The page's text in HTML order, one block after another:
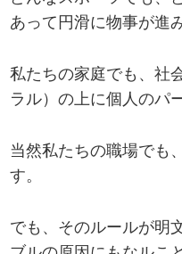
あって円滑に物事が進
私たちの家庭でも、社
ラル）の上に個人のパ
当然私たちの職場でも
す。
でも、そのルールが明